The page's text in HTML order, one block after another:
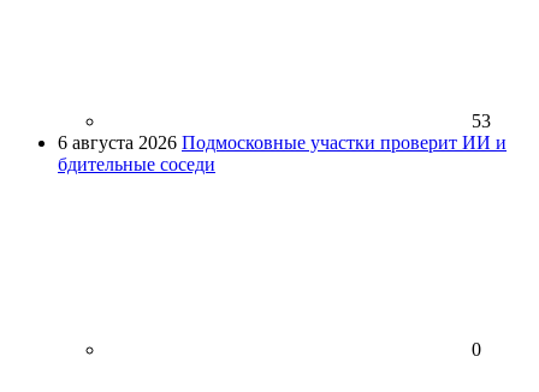
53
6 августа 2026 Подмосковные участки проверит ИИ и
бдительные соседи
0